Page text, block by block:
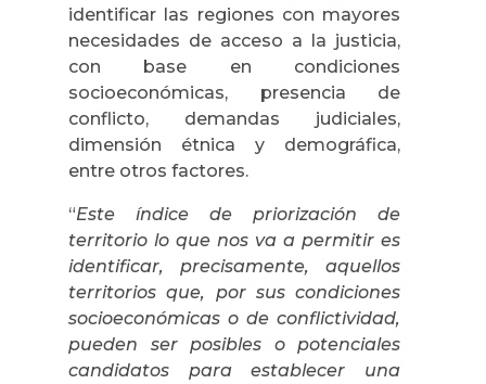
identificar las regiones con mayores
necesidades de acceso a la justicia,
con base en condiciones
socioeconómicas, presencia de
conflicto, demandas judiciales,
dimensión étnica y demográfica,
entre otros factores.
“Este índice de priorización de
territorio lo que nos va a permitir es
identificar, precisamente, aquellos
territorios que, por sus condiciones
socioeconómicas o de conflictividad,
pueden ser posibles o potenciales
candidatos para establecer una